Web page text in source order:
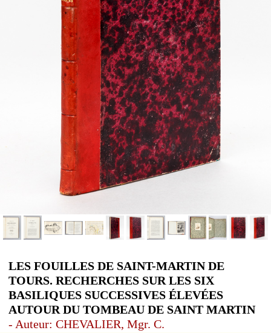
LES FOUILLES DE SAINT-MARTIN DE
TOURS. RECHERCHES SUR LES SIX
BASILIQUES SUCCESSIVES ÉLEVÉES
AUTOUR DU TOMBEAU DE SAINT MARTIN
- Auteur: CHEVALIER, Mgr. C.